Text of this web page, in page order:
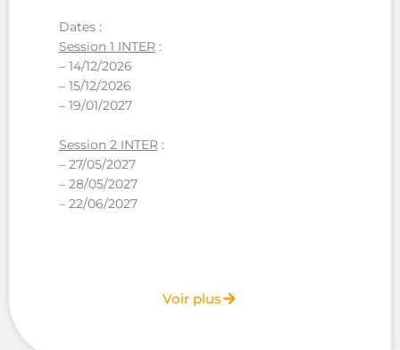
Dates :
Session 1 INTER:
– 14/12/2026
– 15/12/2026
– 19/01/2027
Session 2 INTER:
– 27/05/2027
– 28/05/2027
– 22/06/2027
Voir plus